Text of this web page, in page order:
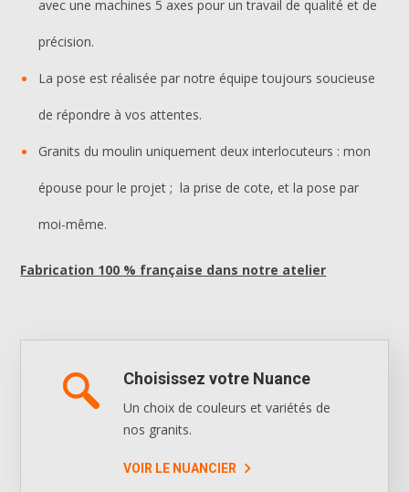
avec une machines 5 axes pour un travail de qualité et de
précision.
La pose est réalisée par notre équipe toujours soucieuse
de répondre à vos attentes.
Granits du moulin uniquement deux interlocuteurs : mon
épouse pour le projet ; la prise de cote, et la pose par
moi-même.
Fabrication 100 % française dans notre atelier
Choisissez votre Nuance
Un choix de couleurs et variétés de
nos granits.
VOIR LE NUANCIER